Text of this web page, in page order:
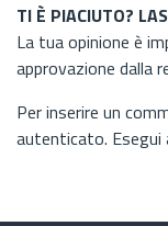
TI È PIACIUTO?
La tua opinione è
approvazione dalla
Per inserire un
autenticato. Esegui